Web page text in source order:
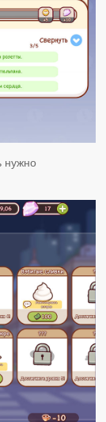
нужно